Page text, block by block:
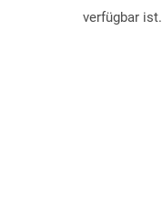
verfügbar ist.